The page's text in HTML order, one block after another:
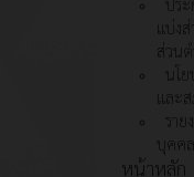
แบ่งส่
ส่วน
นโ
และ
รา
บุคคล
หน้าหลัก